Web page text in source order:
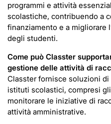
programmi e attività
scolastiche, contribuendo a
finanziamento e a migliorare
degli studenti.
Come può Classter
gestione delle attività di
Classter fornisce soluzioni
istituti scolastici, compresi
monitorare le iniziative di
attività amministrative.